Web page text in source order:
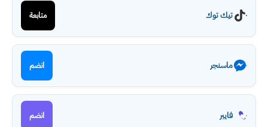
تيك توك متابعة
ماسنجر انضم
فايبر انضم